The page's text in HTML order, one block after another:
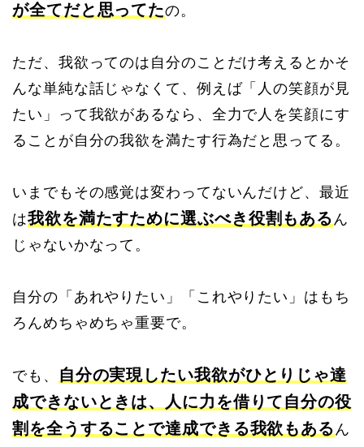
が全てだと思ってたの。
ただ、我欲ってのは自分のことだけ考えるとかそ
んな単純な話じゃなくて、例えば「人の笑顔が見
たい」って我欲があるなら、全力で人を笑顔にす
ることが自分の我欲を満たす行為だと思ってる。
いまでもその感覚は変わってないんだけど、最近
は我欲を満たすために選ぶべき役割もある ん
じゃないかなって。
自分の「あれやりたい」「これやりたい」はもち
ろんめちゃめちゃ重要で。
でも、
自分の実現したい我欲がひとりじゃ達
成できないときは、人に力を借りて自分の役
割を全うすることで達成できる我欲もある ん